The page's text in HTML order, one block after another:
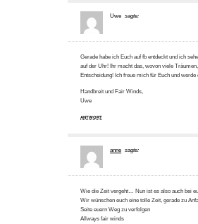
Uwe sagte:
Gerade habe ich Euch auf fb entdeckt und ich
auf der Uhr! Ihr macht das, wovon viele
Entscheidung! Ich freue mich für Euch und werde
Handbreit und Fair Winds,
Uwe
ANTWORT
anne sagte:
Wie die Zeit vergeht… Nun ist es also auch bei
Wir wünschen euch eine tolle Zeit, gerade zu
Seite euern Weg zu verfolgen
Allways fair winds